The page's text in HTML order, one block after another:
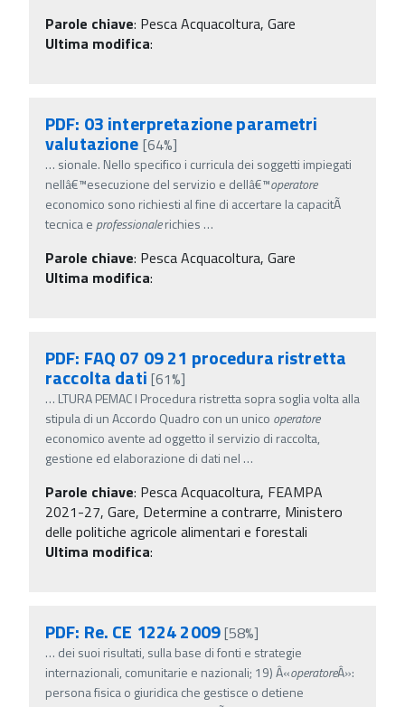
Parole chiave: Pesca Acquacoltura, Gare
Ultima modifica:
PDF: 03 interpretazione parametri
valutazione [64%]
… sionale. Nello specifico i curricula dei soggetti impiegati
nellâ€™esecuzione del servizio e dellâ€™operatore
economico sono richiesti al fine di accertare la capacitÃ
tecnica e professionalerichies …
Parole chiave: Pesca Acquacoltura, Gare
Ultima modifica:
PDF: FAQ 07 09 21 procedura ristretta
raccolta dati [61%]
… LTURA PEMAC I Procedura ristretta sopra soglia volta alla
stipula di un Accordo Quadro con un unico operatore
economico avente ad oggetto il servizio di raccolta,
gestione ed elaborazione di dati nel …
Parole chiave: Pesca Acquacoltura, FEAMPA
2021-27, Gare, Determine a contrarre, Ministero
delle politiche agricole alimentari e forestali
Ultima modifica:
PDF: Re. CE 1224 2009[58%]
… dei suoi risultati, sulla base di fonti e strategie
internazionali, comunitarie e nazionali; 19) Â«operatoreÂ»:
persona fisica o giuridica che gestisce o detiene